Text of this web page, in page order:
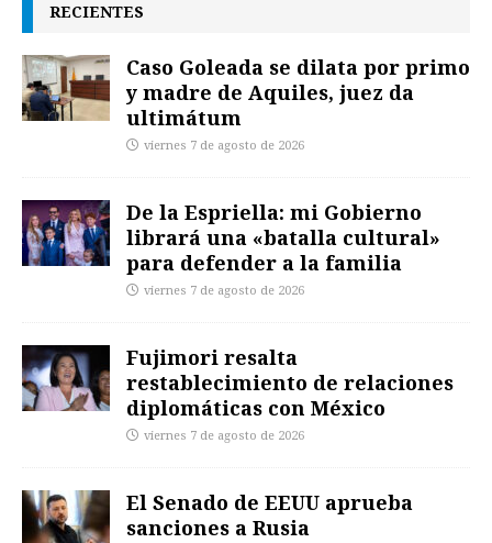
RECIENTES
Caso Goleada se dilata por primo
y madre de Aquiles, juez da
ultimátum
viernes 7 de agosto de 2026
De la Espriella: mi Gobierno
librará una «batalla cultural»
para defender a la familia
viernes 7 de agosto de 2026
Fujimori resalta
restablecimiento de relaciones
diplomáticas con México
viernes 7 de agosto de 2026
El Senado de EEUU aprueba
sanciones a Rusia